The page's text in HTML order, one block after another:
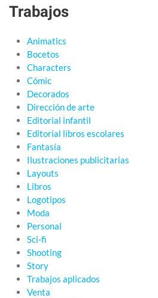
Trabajos
Animatics
Bocetos
Characters
Cómic
Decorados
Dirección de arte
Editorial infantil
Editorial libros escolares
Fantasía
Ilustraciones publicitarias
Layouts
Libros
Logotipos
Moda
Personal
Sci-fi
Shooting
Story
Trabajos aplicados
Venta